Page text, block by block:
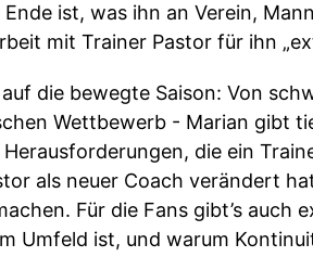
ist, was ihn an Verein,
mit Trainer Pastor für ihn
die bewegte Saison: Von
Wettbewerb - Marian gibt
die ein
als neuer Coach verändert
Für die Fans gibt’s auch
Umfeld ist, und warum